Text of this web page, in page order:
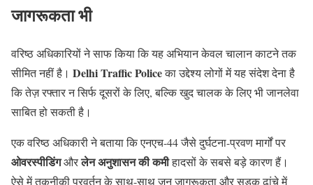
जागरूकता भी
वरिष्ठ अधिकारियों ने साफ किया कि यह अभियान केवल चालान काटने तक
सीमित नहीं है। Delhi Traffic Policeका उद्देश्य लोगों में यह संदेश देना है
कि तेज़ रफ्तार न सिर्फ दूसरों के लिए, बल्कि खुद चालक के लिए भी जानलेवा
साबित हो सकती है।
एक वरिष्ठ अधिकारी ने बताया कि एनएच-44 जैसे दुर्घटना-प्रवण मार्गों पर
ओवरस्पीडिंगऔरलेन अनुशासन की कमीहादसों के सबसे बड़े कारण हैं।
ऐसे में तकनीकी प्रवर्तन के साथ-साथ जन जागरूकता और सड़क ढांचे में